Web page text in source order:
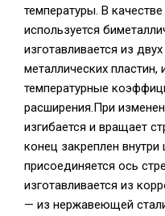
температуры. В
используется
изготавливается из
металлических
температурные
расширения.При
изгибается и вращает
конец закреплен
присоединяется ось
изготавливается из
— из нержавеющей